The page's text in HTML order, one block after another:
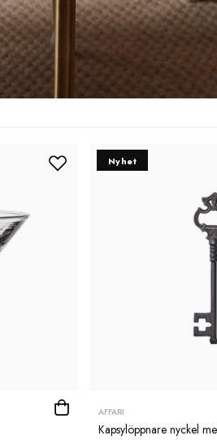
Nyhet
AFFARI
Kapsylöppnare nyckel